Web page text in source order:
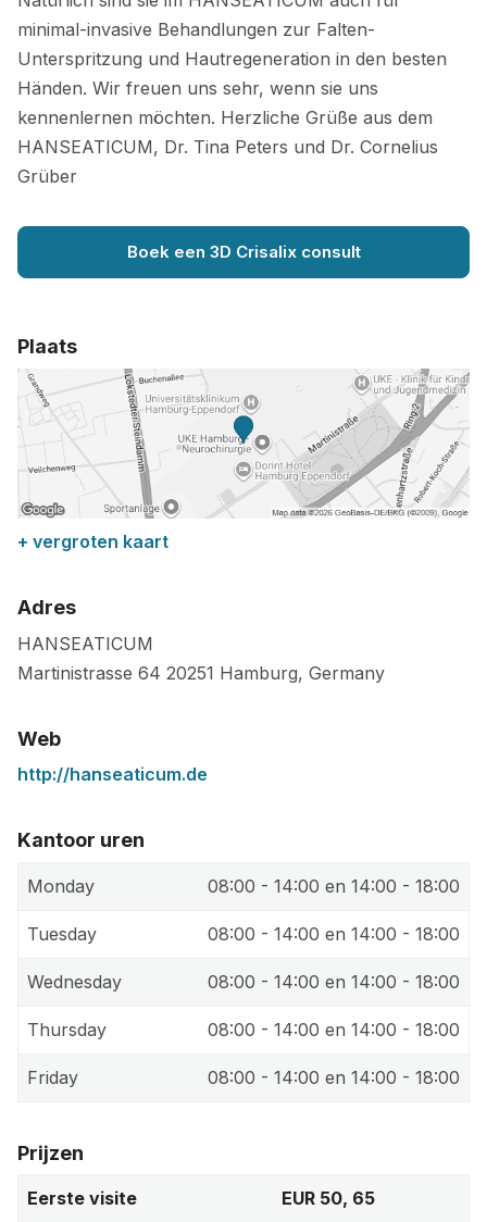
minimal-invasive Behandlungen zur Falten-
Unterspritzung und Hautregeneration in den besten
Händen. Wir freuen uns sehr, wenn sie uns
kennenlernen möchten. Herzliche Grüße aus dem
HANSEATICUM, Dr. Tina Peters und Dr. Cornelius
Grüber
Boek een 3D Crisalix consult
Plaats
+ vergroten kaart
Adres
HANSEATICUM
Martinistrasse 64 20251 Hamburg, Germany
Web
http://hanseaticum.de
Kantoor uren
Monday 08:00 - 14:00 en 14:00 - 18:00
Tuesday 08:00 - 14:00 en 14:00 - 18:00
Wednesday 08:00 - 14:00 en 14:00 - 18:00
Thursday 08:00 - 14:00 en 14:00 - 18:00
Friday 08:00 - 14:00 en 14:00 - 18:00
Prijzen
Eerste visite EUR 50, 65